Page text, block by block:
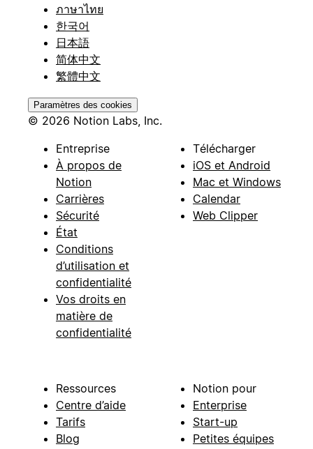
ภาษาไทย
한국어
日本語
简体中文
繁體中文
Paramètres des cookies
© 2026 Notion Labs, Inc.
Entreprise
À propos de
Notion
Carrières
Sécurité
État
Conditions
d’utilisation et
confidentialité
Vos droits en
matière de
confidentialité
Télécharger
iOS et Android
Mac et Windows
Calendar
Web Clipper
Ressources
Centre d’aide
Tarifs
Blog
Notion pour
Enterprise
Start-up
Petites équipes